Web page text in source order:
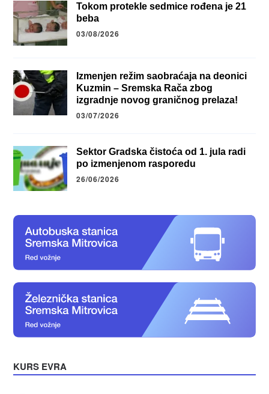
Tokom protekle sedmice rođena je 21
beba
03/08/2026
Izmenjen režim saobraćaja na deonici
Kuzmin – Sremska Rača zbog
izgradnje novog graničnog prelaza!
03/07/2026
Sektor Gradska čistoća od 1. jula radi
po izmenjenom rasporedu
26/06/2026
KURS EVRA